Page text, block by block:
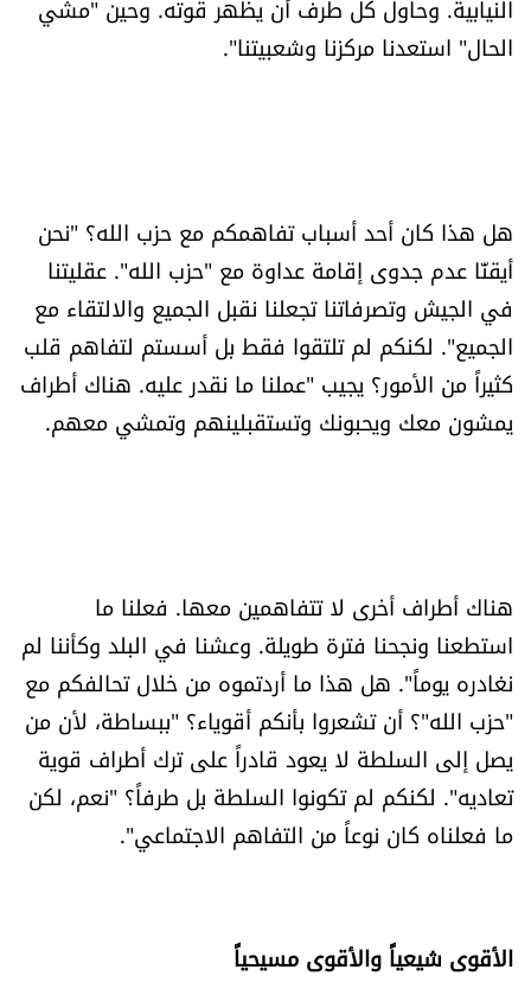
الحال" استعدنا مركزنا وشعبيتنا".
هل هذا كان أحد أسباب تفاهمكم مع حزب الله؟ "نحن
أيقنّا عدم جدوى إقامة عداوة مع "حزب الله". عقليتنا
في الجيش وتصرفاتنا تجعلنا نقبل الجميع والالتقاء مع
الجميع". لكنكم لم تلتقوا فقط بل أسستم لتفاهم قلب
كثيراً من الأمور؟ يجيب "عملنا ما نقدر عليه. هناك أطراف
يمشون معك ويحبونك وتستقبلينهم وتمشي معهم.
هناك أطراف أخرى لا تتفاهمين معها. فعلنا ما
استطعنا ونجحنا فترة طويلة. وعشنا في البلد وكأننا لم
نغادره يوماً". هل هذا ما أردتموه من خلال تحالفكم مع
"حزب الله"؟ أن تشعروا بأنكم أقوياء؟ "ببساطة، لأن من
يصل إلى السلطة لا يعود قادراً على ترك أطراف قوية
تعاديه". لكنكم لم تكونوا السلطة بل طرفاً؟ "نعم، لكن
ما فعلناه كان نوعاً من التفاهم الاجتماعي".
الأقوى شيعياً والأقوى مسيحياً